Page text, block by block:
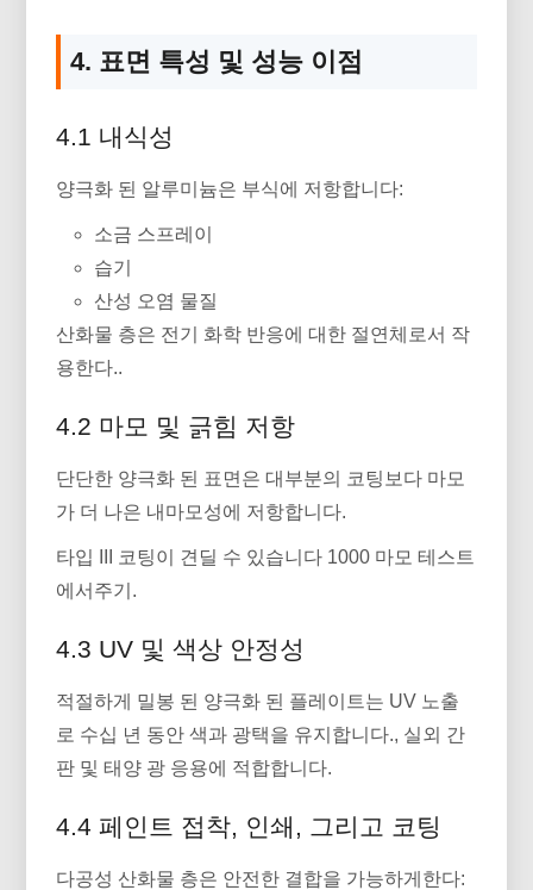
4. 표면 특성 및 성능 이점
4.1 내식성
양극화 된 알루미늄은 부식에 저항합니다:
소금 스프레이
습기
산성 오염 물질
산화물 층은 전기 화학 반응에 대한 절연체로서 작
용한다..
4.2 마모 및 긁힘 저항
단단한 양극화 된 표면은 대부분의 코팅보다 마모
가 더 나은 내마모성에 저항합니다.
타입 III 코팅이 견딜 수 있습니다 1000 마모 테스트
에서주기.
4.3 UV 및 색상 안정성
적절하게 밀봉 된 양극화 된 플레이트는 UV 노출
로 수십 년 동안 색과 광택을 유지합니다., 실외 간
판 및 태양 광 응용에 적합합니다.
4.4 페인트 접착, 인쇄, 그리고 코팅
다공성 산화물 층은 안전한 결합을 가능하게한다: